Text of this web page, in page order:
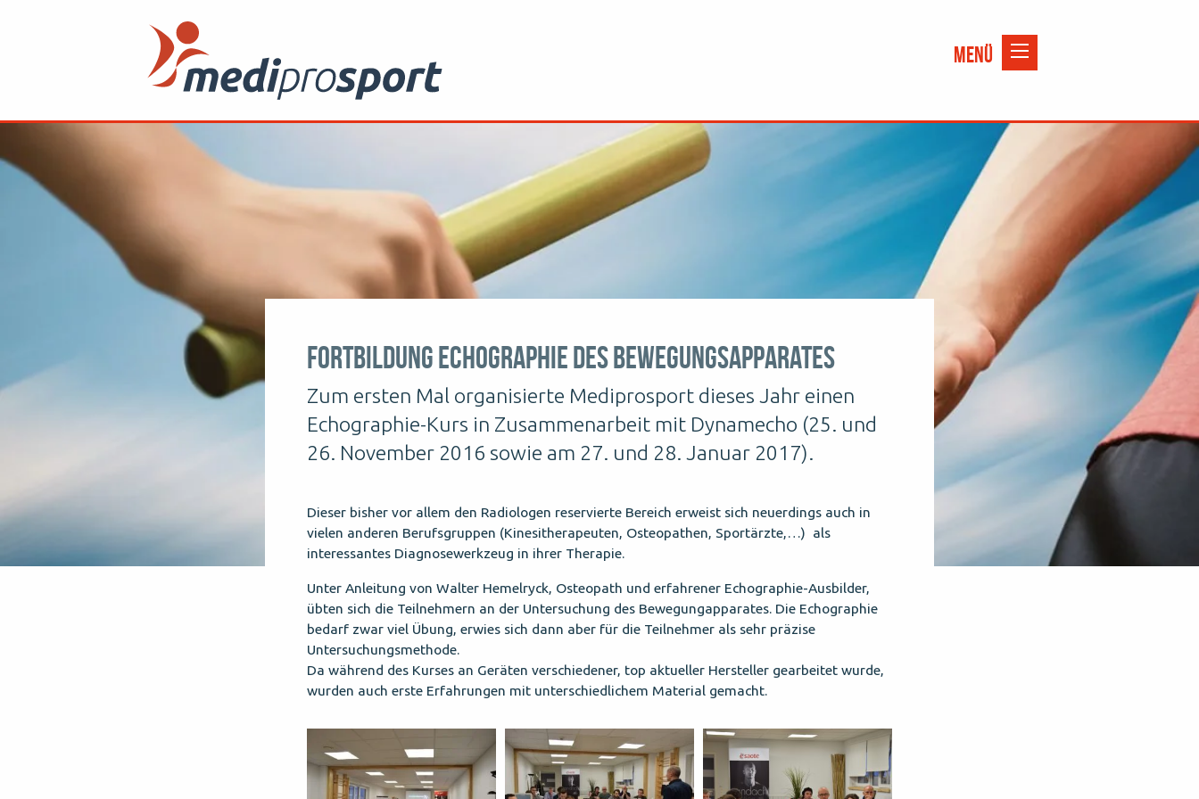
Fortbildung Echographie des Bewegungsapparates
Zum ersten Mal organisierte Mediprosport dieses Jahr einen
Echographie-Kurs in Zusammenarbeit mit Dynamecho (25. und
26. November 2016 sowie am 27. und 28. Januar 2017).
Dieser bisher vor allem den Radiologen reservierte Bereich erweist sich neuerdings auch in
vielen anderen Berufsgruppen (Kinesitherapeuten, Osteopathen, Sportärzte,…) als
interessantes Diagnosewerkzeug in ihrer Therapie.
Unter Anleitung von Walter Hemelryck, Osteopath und erfahrener Echographie-Ausbilder,
übten sich die Teilnehmern an der Untersuchung des Bewegungapparates. Die Echographie
bedarf zwar viel Übung, erwies sich dann aber für die Teilnehmer als sehr präzise
Untersuchungsmethode.
Da während des Kurses an Geräten verschiedener, top aktueller Hersteller gearbeitet wurde,
wurden auch erste Erfahrungen mit unterschiedlichem Material gemacht.